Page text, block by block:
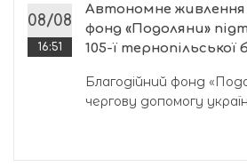
08/08
16:51
Автономне живлення
фонд «Подоляни»
105-ї
Благодійний фонд
чергову допомогу